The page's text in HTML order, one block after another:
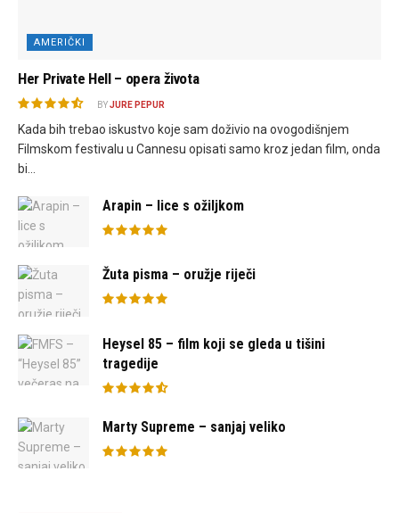
AMERIČKI
Her Private Hell – opera života
BYJURE PEPUR
Kada bih trebao iskustvo koje sam doživio na ovogodišnjem
Filmskom festivalu u Cannesu opisati samo kroz jedan film, onda
bi...
Arapin – lice s ožiljkom
Žuta pisma – oružje riječi
Heysel 85 – film koji se gleda u tišini
tragedije
Marty Supreme – sanjaj veliko